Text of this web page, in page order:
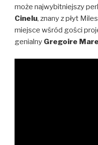
może najwybitniejszy
Cinelu, znany z płyt
miejsce wśród gości
genialny Gregoire